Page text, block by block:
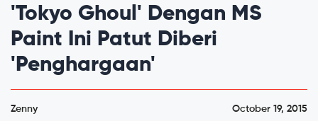
'Tokyo Ghoul' Dengan MS
Paint Ini Patut Diberi
'Penghargaan'
Zenny October 19, 2015